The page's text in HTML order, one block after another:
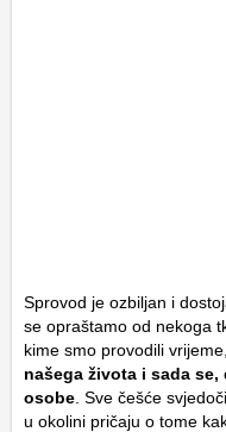
Sprovod je ozbiljan i
se opraštamo od nekoga
kime smo provodili vrijeme,
našega života i sada
osobe . Sve češće
u okolini pričaju o tome